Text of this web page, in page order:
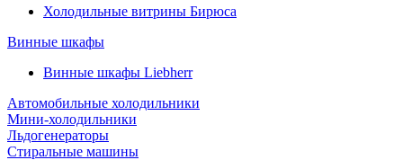
Холодильные витрины Бирюса
Винные шкафы
Винные шкафы Liebherr
Автомобильные холодильники
Мини-холодильники
Льдогенераторы
Стиральные машины